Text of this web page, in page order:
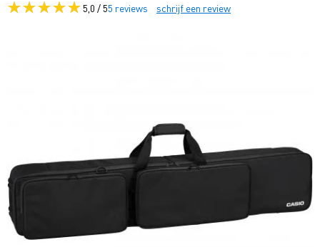
5,0 / 55 reviews schrijf een review